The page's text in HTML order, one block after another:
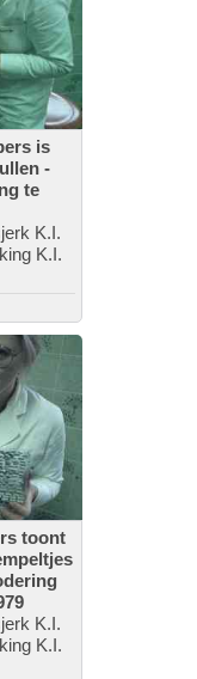
is
-
te
K.I.
K.I.
toont
K.I.
K.I.